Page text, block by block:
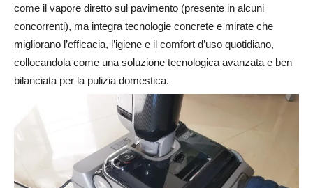
come il vapore diretto sul pavimento (presente in alcuni
concorrenti), ma integra tecnologie concrete e mirate che
migliorano l’efficacia, l’igiene e il comfort d’uso quotidiano,
collocandola come una soluzione tecnologica avanzata e ben
bilanciata per la pulizia domestica.